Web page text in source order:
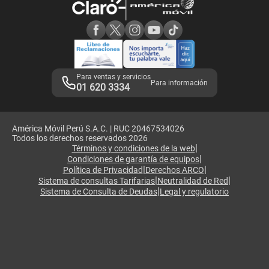
Adquirientes iPhone 6, 6S y SE
Mensaje de Seguridad
Términos y Condiciones de Tienda Claro
Libro de Reclamaciones
Legales de marketplace
Para ventas y servicios
01 620 3334 Para información
América Móvil Perú S.A.C. | RUC 20467534026
Todos los derechos reservados 2026
Términos y condiciones de la web|
Condiciones de garantía de equipos|
Política de Privacidad|Derechos ARCO|
Sistema de consultas Tarifarias|Neutralidad de Red|
Sistema de Consulta de Deudas|Legal y regulatorio